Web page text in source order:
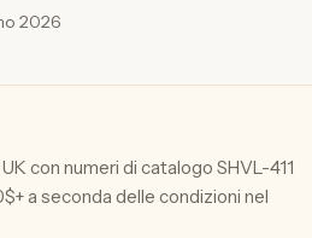
2026
con numeri di catalogo SHVL-411
a seconda delle condizioni nel